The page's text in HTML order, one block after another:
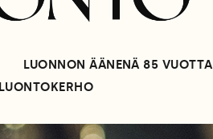
LUONNON ÄÄNENÄ 85 VUOTTA
LUONTOKERHO